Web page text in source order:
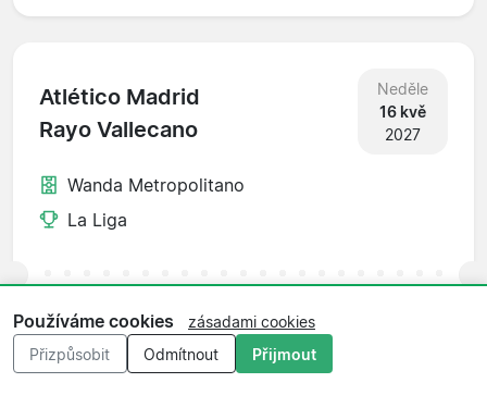
Atlético Madrid
Rayo Vallecano
Neděle
16 kvě
2027
Wanda Metropolitano
La Liga
Cena od
99 €
Používáme cookies
zásadami cookies
Přizpůsobit
Odmítnout Přijmout